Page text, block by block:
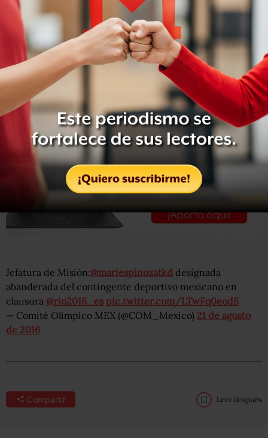
“Para mí fue algo muy personal el estar en tres Olímpicos
y ahora tener las tres medallas, yo no buscaba hacer
historia quería alcanzar mi sueño y ahora estoy contenta
por ello”, agregó.
Jefatura de Misión:@mariespinozatkd designada
abanderada del contingente deportivo mexicano en
clausura @rio2016_es pic.twitter.com/LTwFq0eodS
— Comité Olímpico MEX (@COM_Mexico) 21 de agosto
de 2016
Compartir Leer después